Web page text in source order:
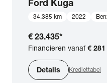
Ford Kuga
34.385 km 2022
€ 23.435*
Financieren vanaf€ 281
Details Krediettabel